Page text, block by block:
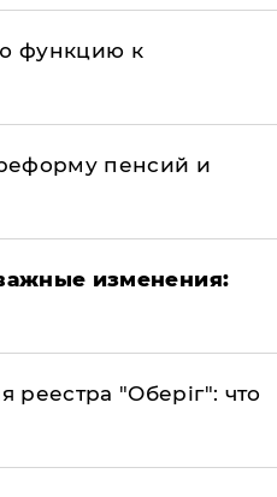
функцию к
пенсий и
изменения:
"Оберіг": что